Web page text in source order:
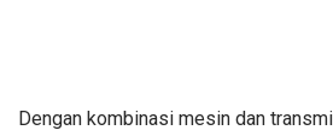
Dengan kombinasi mesin dan